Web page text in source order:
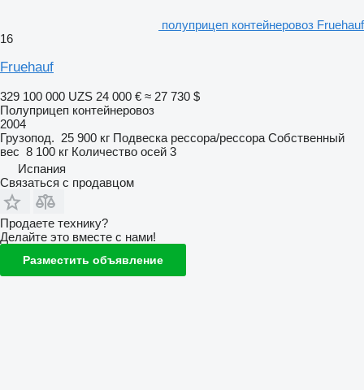
полуприцеп контейнеровоз Fruehauf
16
Fruehauf
329 100 000 UZS 24 000 € ≈ 27 730 $
Полуприцеп контейнеровоз
2004
Грузопод. 25 900 кг Подвеска рессора/рессора Собственный
вес 8 100 кг Количество осей 3
Испания
Связаться с продавцом
Продаете технику?
Делайте это вместе с нами!
Разместить объявление